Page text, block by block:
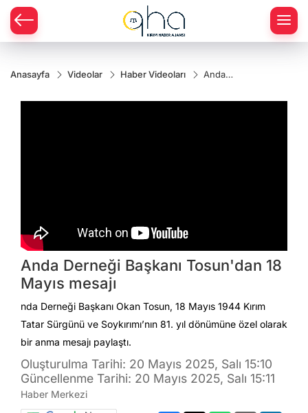
Anasayfa Videolar Haber Videoları
Anda
Anda Derneği Başkanı Tosun'dan 18
Mayıs mesajı
nda Derneği Başkanı Okan Tosun, 18 Mayıs 1944 Kırım
Tatar Sürgünü ve Soykırımı’nın 81. yıl dönümüne özel olarak
bir anma mesajı paylaştı.
Oluşturulma Tarihi: 20 Mayıs 2025, Salı 15:10
Güncellenme Tarihi: 20 Mayıs 2025, Salı 15:11
Haber Merkezi